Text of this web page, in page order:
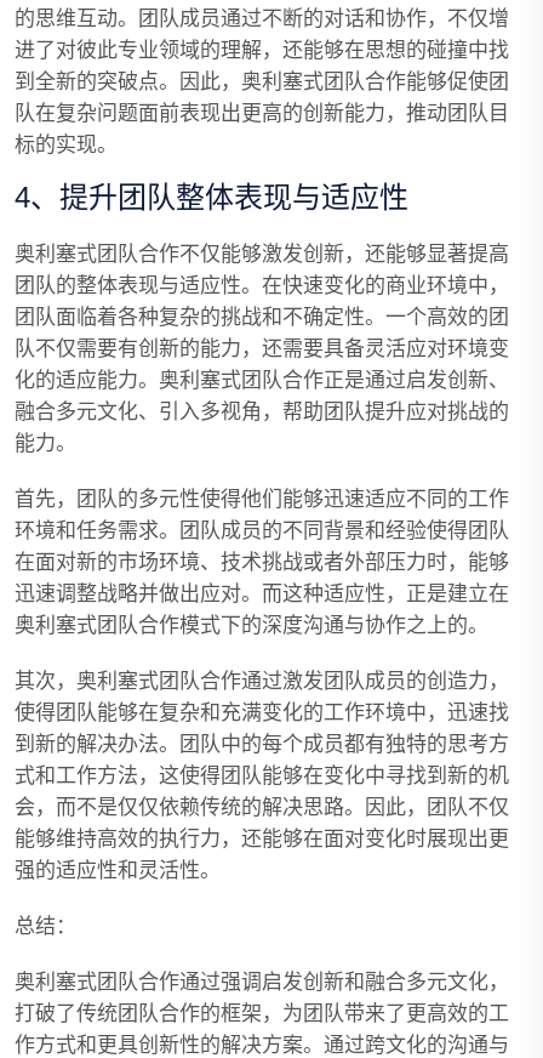
的思维互动。团队成员通过不断的对话和协作，不仅增
进了对彼此专业领域的理解，还能够在思想的碰撞中找
到全新的突破点。因此，奥利塞式团队合作能够促使团
队在复杂问题面前表现出更高的创新能力，推动团队目
标的实现。
4、提升团队整体表现与适应性
奥利塞式团队合作不仅能够激发创新，还能够显著提高
团队的整体表现与适应性。在快速变化的商业环境中，
团队面临着各种复杂的挑战和不确定性。一个高效的团
队不仅需要有创新的能力，还需要具备灵活应对环境变
化的适应能力。奥利塞式团队合作正是通过启发创新、
融合多元文化、引入多视角，帮助团队提升应对挑战的
能力。
首先，团队的多元性使得他们能够迅速适应不同的工作
环境和任务需求。团队成员的不同背景和经验使得团队
在面对新的市场环境、技术挑战或者外部压力时，能够
迅速调整战略并做出应对。而这种适应性，正是建立在
奥利塞式团队合作模式下的深度沟通与协作之上的。
其次，奥利塞式团队合作通过激发团队成员的创造力，
使得团队能够在复杂和充满变化的工作环境中，迅速找
到新的解决办法。团队中的每个成员都有独特的思考方
式和工作方法，这使得团队能够在变化中寻找到新的机
会，而不是仅仅依赖传统的解决思路。因此，团队不仅
能够维持高效的执行力，还能够在面对变化时展现出更
强的适应性和灵活性。
总结：
奥利塞式团队合作通过强调启发创新和融合多元文化，
打破了传统团队合作的框架，为团队带来了更高效的工
作方式和更具创新性的解决方案。通过跨文化的沟通与